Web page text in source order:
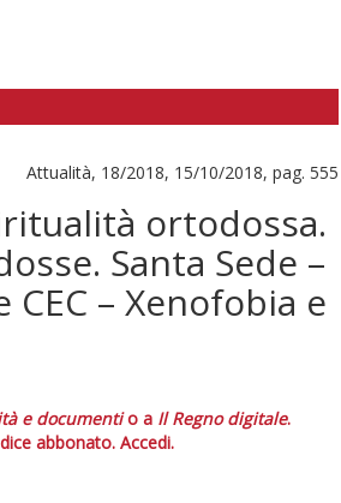
Attualità, 18/2018, 15/10/2018, pag. 555
ortodossa.
Santa Sede –
– Xenofobia e
e documentio a Il Regno digitale.
abbonato. Accedi.